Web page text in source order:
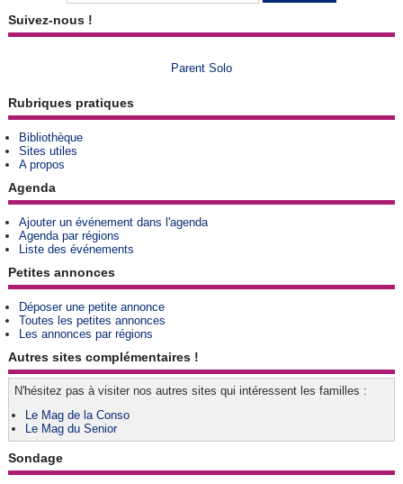
Suivez-nous !
Parent Solo
Rubriques pratiques
Bibliothèque
Sites utiles
A propos
Agenda
Ajouter un événement dans l'agenda
Agenda par régions
Liste des événements
Petites annonces
Déposer une petite annonce
Toutes les petites annonces
Les annonces par régions
Autres sites complémentaires !
N'hésitez pas à visiter nos autres sites qui intéressent les familles :
Le Mag de la Conso
Le Mag du Senior
Sondage